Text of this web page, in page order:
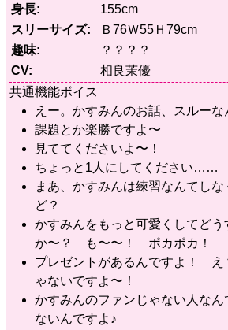
身長
155cm
スリーサイズ
Ｂ76Ｗ55Ｈ79cm
趣味
？？？？
CV
相良茉優
共通機能ボイス
えー。かすみんのお話、スルーな
課題とか楽勝ですよ〜
見ててくださいよ〜！
ちょっと1人にしてください……
まあ、かすみんは練習なんてし
ど？
かすみんをもっと可愛くしてどう
か〜？ も〜〜！ ポカポカ！
プレゼントがあるんですよ！
ゃないですよ〜！
かすみんのファンじゃない人な
ないんですよ♪